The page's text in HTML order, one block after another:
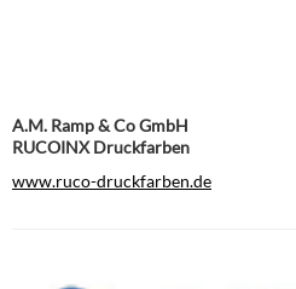
A.M. Ramp & Co GmbH
RUCOINX Druckfarben
www.ruco-druckfarben.de